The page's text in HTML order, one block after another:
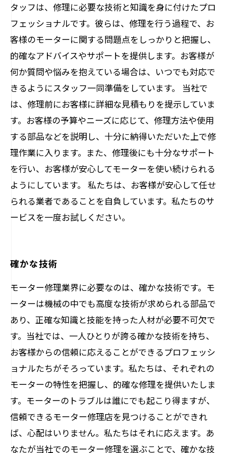
タッフは、修理に必要な技術と知識を身に付けたプロ
フェッショナルです。彼らは、修理を行う過程で、お
客様のモーターに関する問題点をしっかりと把握し、
的確なアドバイスやサポートを提供します。お客様が
何か質問や悩みを抱えている場合は、いつでも対応で
きるようにスタッフ一同準備をしています。 当社で
は、修理前にお客様に詳細な見積もりを提示していま
す。お客様の予算やニーズに応じて、修理方法や使用
する部品などを説明し、十分に納得いただいた上で修
理作業に入ります。また、修理後にも十分なサポート
を行い、お客様が安心してモーターを使い続けられる
ようにしています。 私たちは、お客様が安心して任せ
られる業者であることを自負しています。私たちのサ
ービスを一度お試しください。
確かな技術
モーター修理業界に必要なのは、確かな技術です。モ
ーターは機械の中でも高度な技術が求められる部品で
あり、正確な知識と技能を持った人材が必要不可欠で
す。当社では、一人ひとりが誇る確かな技術を持ち、
お客様からの信頼に応えることができるプロフェッシ
ョナルたちがそろっています。私たちは、それぞれの
モーターの特性を把握し、的確な修理を提供いたしま
す。モーターのトラブルは誰にでも起こり得ますが、
信頼できるモーター修理店を見つけることができれ
ば、心配はいりません。私たちはそれに応えます。あ
なたが当社でのモーター修理を選ぶことで、確かな技